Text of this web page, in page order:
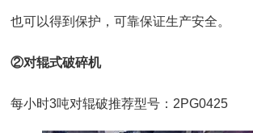
也可以得到保护，可靠保证生产安全。
②对辊式破碎机
每小时3吨对辊破推荐型号：2PG0425